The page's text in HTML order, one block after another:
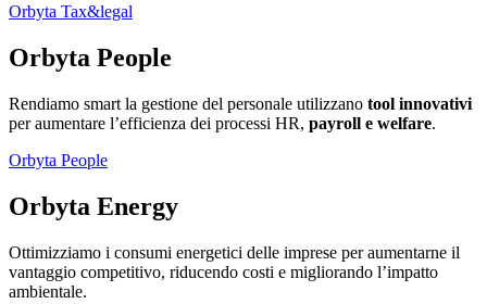
Orbyta Tax&legal
Orbyta People
Rendiamo smart la gestione del personale utilizzano tool innovativi
per aumentare l’efficienza dei processi HR, payroll e welfare.
Orbyta People
Orbyta Energy
Ottimizziamo i consumi energetici delle imprese per aumentarne il
vantaggio competitivo, riducendo costi e migliorando l’impatto
ambientale.